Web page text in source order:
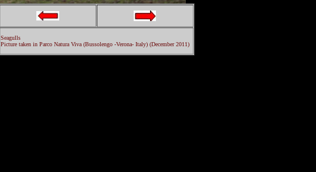
Seagulls
Picture taken in Parco Natura Viva (Bussolengo -Verona- Italy) (December 2011)